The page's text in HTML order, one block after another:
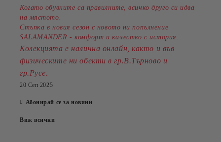
Когато обувките са правилните, всичко друго си идва
на мястото.
Стъпка в новия сезон с новото ни попълнение
SALAMANDER - комфорт и качество с история.
Колекцията е налична онлайн, както и във
физическите ни обекти в гр.В.Търново и
гр.Русе.
20 Сеп 2025
Абонирай се за новини
Виж всички